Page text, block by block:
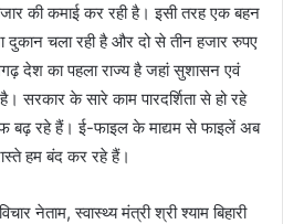
की कमाई कर रही है। इसी तरह एक बहन
दुकान चला रही है और दो से तीन हजार रुपए
देश का पहला राज्य है जहां सुशासन एवं
सरकार के सारे काम पारदर्शिता से हो रहे
बढ़ रहे हैं। ई-फाइल के माद्यम से फाइलें अब
हम बंद कर रहे हैं।
नेताम, स्वास्थ्य मंत्री श्री श्याम बिहारी